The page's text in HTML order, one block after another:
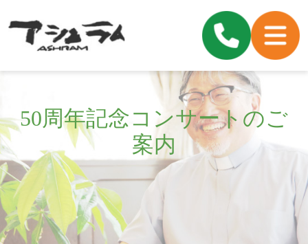
50周年記念コンサートのご
案内